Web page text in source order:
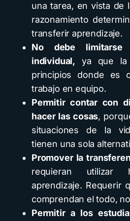
una tarea, en vista de
razonamiento
transferir aprendizaje.
No debe
individual, ya que la
principios donde es
trabajo en equipo.
Permitir contar con
hacer las cosas,
situaciones de la
tienen una sola
Promover la
requieran utilizar
aprendizaje. Requerir
comprendan el todo,
Permitir a los